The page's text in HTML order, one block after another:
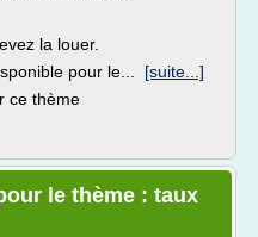
la louer.
pour le... [suite...]
ce thème
le thème : taux